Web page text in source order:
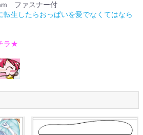
ファスナー付
転生したらおっぱいを愛でなくてはなら
ラ★